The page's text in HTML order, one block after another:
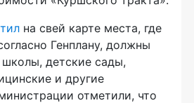
на свей карте места, где
Генплану, должны
детские сады,
и другие
отметили, что